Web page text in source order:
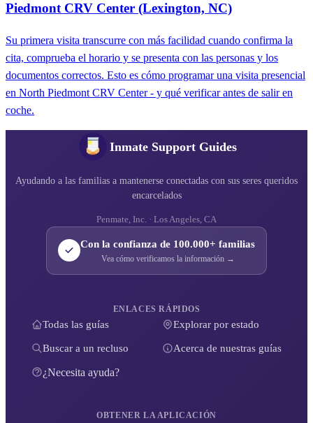
Piedmont CRV Center (Lexington, NC)
Su primera visita transcurre con más facilidad cuando confirma la
cita, comprueba el horario y se presenta con las personas y los
documentos correctos. Esto es cómo programar una visita presencial
en North Piedmont CRV Center - y qué verificar antes de salir en
coche.
Inmate Support Guides
Ayudando a las familias a mantenerse conectadas con sus seres queridos
encarcelados
Penmate, Inc. · Los Angeles, CA
Con la confianza de 100.000+ familias
Vea cómo verificamos la información →
ENLACES RÁPIDOS
Todas las guías Explorar por estado
Buscar a un recluso Acerca de nuestras guías
¿Necesita ayuda?
OBTENER LA APLICACIÓN